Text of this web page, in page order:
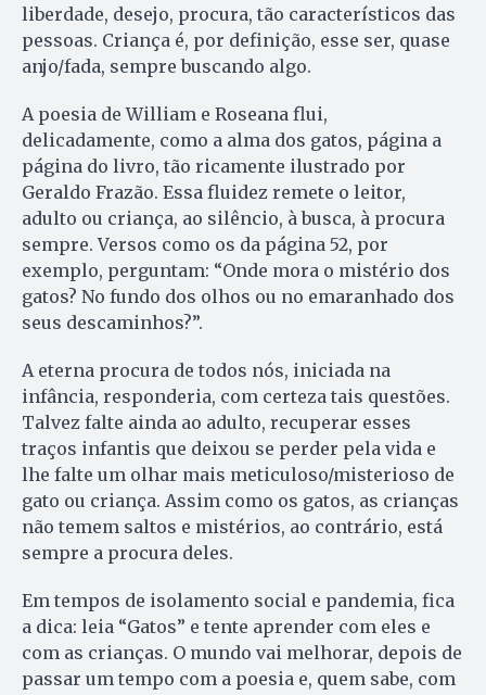
liberdade, desejo, procura, tão característicos das
pessoas. Criança é, por definição, esse ser, quase
anjo/fada, sempre buscando algo.
A poesia de William e Roseana flui,
delicadamente, como a alma dos gatos, página a
página do livro, tão ricamente ilustrado por
Geraldo Frazão. Essa fluidez remete o leitor,
adulto ou criança, ao silêncio, à busca, à procura
sempre. Versos como os da página 52, por
exemplo, perguntam: “Onde mora o mistério dos
gatos? No fundo dos olhos ou no emaranhado dos
seus descaminhos?”.
A eterna procura de todos nós, iniciada na
infância, responderia, com certeza tais questões.
Talvez falte ainda ao adulto, recuperar esses
traços infantis que deixou se perder pela vida e
lhe falte um olhar mais meticuloso/misterioso de
gato ou criança. Assim como os gatos, as crianças
não temem saltos e mistérios, ao contrário, está
sempre a procura deles.
Em tempos de isolamento social e pandemia, fica
a dica: leia “Gatos” e tente aprender com eles e
com as crianças. O mundo vai melhorar, depois de
passar um tempo com a poesia e, quem sabe, com